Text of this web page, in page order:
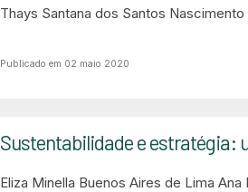
Thays Santana dos Santos Nascimento
Publicado em 02 maio 2020
Sustentabilidade e estratégia:
Eliza Minella Buenos Aires de Lima Ana